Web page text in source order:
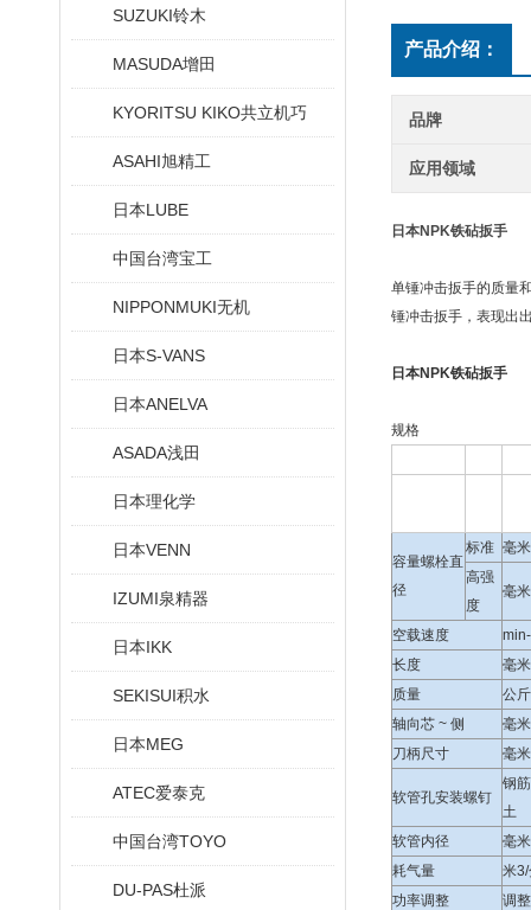
SUZUKI铃木
MASUDA增田
KYORITSU KIKO共立机巧
ASAHI旭精工
日本LUBE
中国台湾宝工
NIPPONMUKI无机
日本S-VANS
日本ANELVA
ASADA浅田
日本理化学
日本VENN
IZUMI泉精器
日本IKK
SEKISUI积水
日本MEG
ATEC爱泰克
中国台湾TOYO
DU-PAS杜派
产品介绍：
品牌
应用领域
日本NPK铁砧扳手
单锤冲击扳手的质量
锤冲击扳手，表现出
日本NPK铁砧扳手
规格
容量螺栓直
径
标准 毫米
高强
度
毫米
空载速度
长度
毫米
质量
公斤
轴向芯 ~ 侧
毫米
刀柄尺寸
毫米
软管孔安装螺钉
钢
土
软管内径
毫米
耗气量
米
功率调整
调